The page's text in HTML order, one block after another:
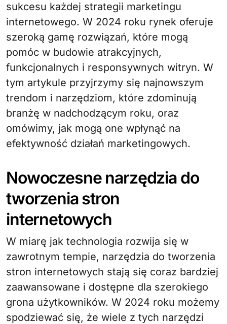
sukcesu każdej strategii marketingu
internetowego. W 2024 roku rynek oferuje
szeroką gamę rozwiązań, które mogą
pomóc w budowie atrakcyjnych,
funkcjonalnych i responsywnych witryn. W
tym artykule przyjrzymy się najnowszym
trendom i narzędziom, które zdominują
branżę w nadchodzącym roku, oraz
omówimy, jak mogą one wpłynąć na
efektywność działań marketingowych.
Nowoczesne narzędzia do
tworzenia stron
internetowych
W miarę jak technologia rozwija się w
zawrotnym tempie, narzędzia do tworzenia
stron internetowych stają się coraz bardziej
zaawansowane i dostępne dla szerokiego
grona użytkowników. W 2024 roku możemy
spodziewać się, że wiele z tych narzędzi